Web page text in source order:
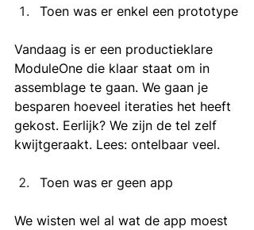
Toen was er enkel een prototype
Vandaag is er een productieklare
ModuleOne die klaar staat om in
assemblage te gaan. We gaan je
besparen hoeveel iteraties het heeft
gekost. Eerlijk? We zijn de tel zelf
kwijtgeraakt. Lees: ontelbaar veel.
Toen was er geen app
We wisten wel al wat de app moest